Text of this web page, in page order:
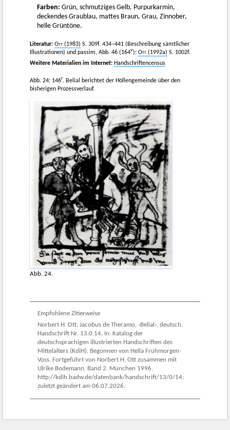
Farben: Grün, schmutziges Gelb, Purpurkarmin,
deckendes Graublau, mattes Braun, Grau, Zinnober,
helle Grüntöne.
Literatur: Ott (1983) S. 309f. 434–441 (Beschreibung sämtlicher
Illustrationen) und passim, Abb. 46 (164v); Ott (1992a) S. 1002f.
Weitere Materialien im Internet: Handschriftencensus
Abb. 24: 146r. Belial berichtet der Höllengemeinde über den
bisherigen Prozessverlauf.
Abb. 24.
Empfohlene Zitierweise
Norbert H. Ott: Jacobus de Theramo, ›Belial‹, deutsch.
Handschrift Nr. 13.0.14. In: Katalog der
deutschsprachigen illustrierten Handschriften des
Mittelalters (KdiH). Begonnen von Hella Frühmorgen-
Voss. Fortgeführt von Norbert H. Ott zusammen mit
Ulrike Bodemann. Band 2. München 1996.
http://kdih.badw.de/datenbank/handschrift/13/0/14;
zuletzt geändert am 06.07.2026.